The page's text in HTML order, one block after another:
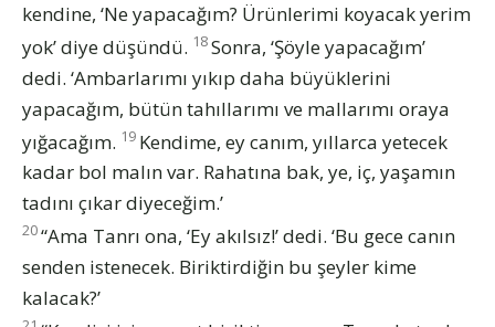
kendine, ‘Ne yapacağım? Ürünlerimi koyacak yerim
yok’ diye düşündü. 18Sonra, ‘Şöyle yapacağım’
dedi. ‘Ambarlarımı yıkıp daha büyüklerini
yapacağım, bütün tahıllarımı ve mallarımı oraya
yığacağım. 19 Kendime, ey canım, yıllarca yetecek
kadar bol malın var. Rahatına bak, ye, iç, yaşamın
tadını çıkar diyeceğim.’
20“Ama Tanrı ona, ‘Ey akılsız!’ dedi. ‘Bu gece canın
senden istenecek. Biriktirdiğin bu şeyler kime
kalacak?’